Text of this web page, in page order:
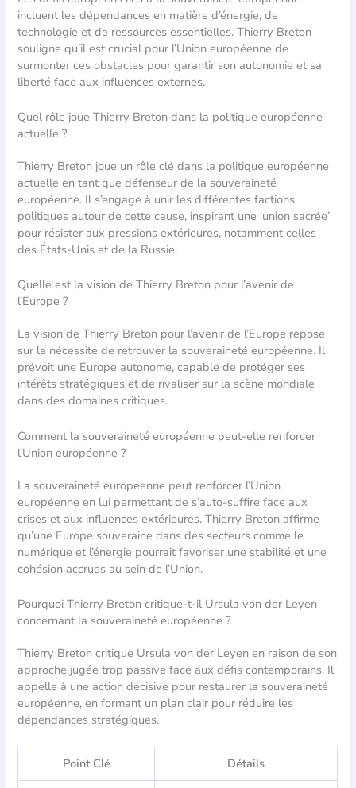
incluent les dépendances en matière d’énergie, de
technologie et de ressources essentielles. Thierry Breton
souligne qu’il est crucial pour l’Union européenne de
surmonter ces obstacles pour garantir son autonomie et sa
liberté face aux influences externes.
Quel rôle joue Thierry Breton dans la politique européenne
actuelle ?
Thierry Breton joue un rôle clé dans la politique européenne
actuelle en tant que défenseur de la souveraineté
européenne. Il s’engage à unir les différentes factions
politiques autour de cette cause, inspirant une ‘union sacrée’
pour résister aux pressions extérieures, notamment celles
des États-Unis et de la Russie.
Quelle est la vision de Thierry Breton pour l’avenir de
l’Europe ?
La vision de Thierry Breton pour l’avenir de l’Europe repose
sur la nécessité de retrouver la souveraineté européenne. Il
prévoit une Europe autonome, capable de protéger ses
intérêts stratégiques et de rivaliser sur la scène mondiale
dans des domaines critiques.
Comment la souveraineté européenne peut-elle renforcer
l’Union européenne ?
La souveraineté européenne peut renforcer l’Union
européenne en lui permettant de s’auto-suffire face aux
crises et aux influences extérieures. Thierry Breton affirme
qu’une Europe souveraine dans des secteurs comme le
numérique et l’énergie pourrait favoriser une stabilité et une
cohésion accrues au sein de l’Union.
Pourquoi Thierry Breton critique-t-il Ursula von der Leyen
concernant la souveraineté européenne ?
Thierry Breton critique Ursula von der Leyen en raison de son
approche jugée trop passive face aux défis contemporains. Il
appelle à une action décisive pour restaurer la souveraineté
européenne, en formant un plan clair pour réduire les
dépendances stratégiques.
Point Clé Détails